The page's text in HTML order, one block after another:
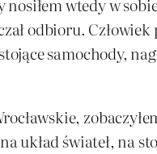
odbioru. Człowiek
samochody,
układ świateł,